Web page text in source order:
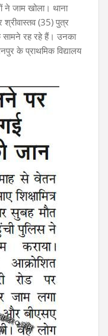
ने जाम खोला। थाना
श्रीवास्तव (35) पुत्र
रह रहे हैं। उनका
के प्राथमिक विद्यालय